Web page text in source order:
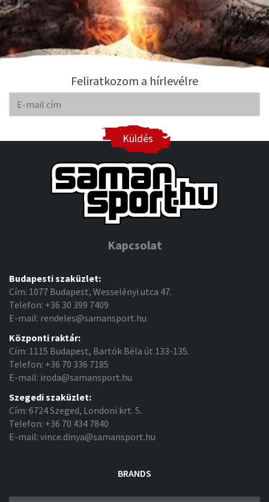
Feliratkozom a hírlevélre
Küldés
Kapcsolat
Budapesti szaküzlet:
Cím: 1077 Budapest, Wesselényi utca 47.
Telefon: +36 30 399 7409
E-mail: rendeles@samansport.hu
Központi raktár:
Cím: 1115 Budapest, Bartók Béla út 133-135.
Telefon: +36 70 336 7185
E-mail: iroda@samansport.hu
Szegedi szaküzlet:
Cím: 6724 Szeged, Londoni krt. 5.
Telefon: +36 70 434 7840
E-mail: vince.dinya@samansport.hu
BRANDS